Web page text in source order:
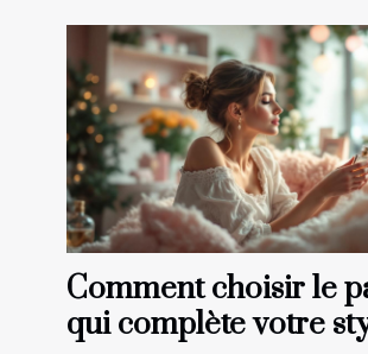
Comment choisir le
qui complète votre